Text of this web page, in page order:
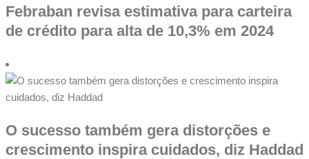
Febraban revisa estimativa para carteira
de crédito para alta de 10,3% em 2024
O sucesso também gera distorções e
crescimento inspira cuidados, diz Haddad